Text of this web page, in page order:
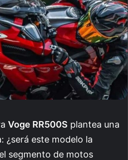
Voge RR500S plantea una
¿será este modelo la
segmento de motos